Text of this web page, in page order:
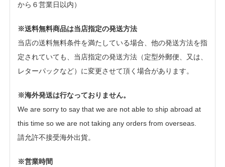
から６営業日以内）
※送料無料商品は当店指定の発送方法
当店の送料無料条件を満たしている場合、他の発送方法を指
定されていても、当店指定の発送方法（定型外郵便、又は、
レターパックなど）に変更させて頂く場合があります。
※海外発送は行なっておりません。
We are sorry to say that we are not able to ship abroad at
this time so we are not taking any orders from overseas.
請允許不接受海外出貨。
※営業時間